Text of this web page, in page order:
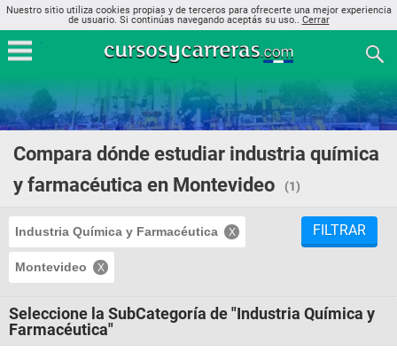
Nuestro sitio utiliza cookies propias y de terceros para ofrecerte una mejor experiencia
de usuario. Si continúas navegando aceptás su uso.. Cerrar
Compara dónde estudiar industria química
y farmacéutica en Montevideo
(1)
Industria Química y Farmacéutica
Montevideo
FILTRAR
Seleccione la SubCategoría de "Industria Química y
Farmacéutica"